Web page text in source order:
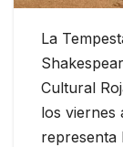
La
Cultural
los viernes
representa